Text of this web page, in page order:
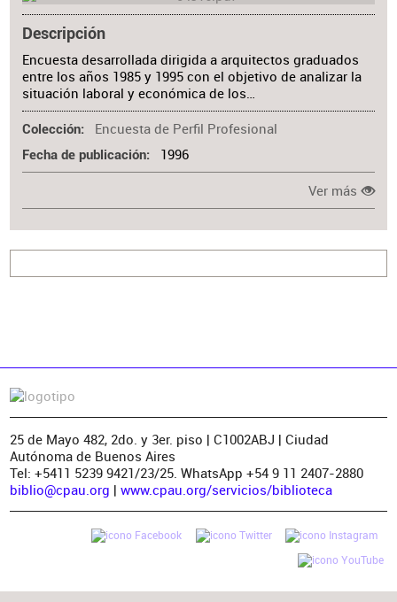
Descripción
Encuesta desarrollada dirigida a arquitectos graduados
entre los años 1985 y 1995 con el objetivo de analizar la
situación laboral y económica de los…
Colección Encuesta de Perfil Profesional
Fecha de publicación 1996
Ver más
25 de Mayo 482, 2do. y 3er. piso | C1002ABJ | Ciudad
Autónoma de Buenos Aires
Tel: +5411 5239 9421/23/25. WhatsApp +54 9 11 2407-2880
biblio@cpau.org | www.cpau.org/servicios/biblioteca